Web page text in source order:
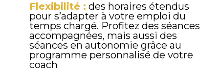
Flexibilité : des horaires étendus
pour s’adapter à votre emploi du
temps chargé. Profitez des séances
accompagnées, mais aussi des
séances en autonomie grâce au
programme personnalisé de votre
coach